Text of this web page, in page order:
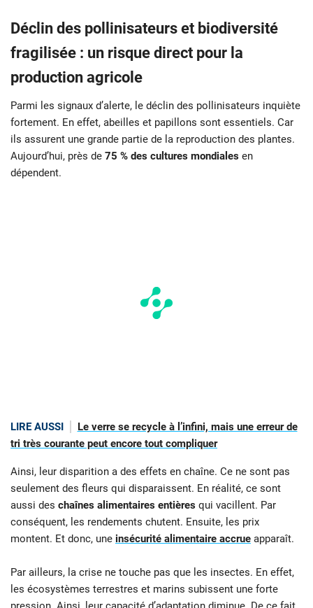
Déclin des pollinisateurs et biodiversité
fragilisée : un risque direct pour la
production agricole
Parmi les signaux d’alerte, le déclin des pollinisateurs inquiète
fortement. En effet, abeilles et papillons sont essentiels. Car
ils assurent une grande partie de la reproduction des plantes.
Aujourd’hui, près de 75 % des cultures mondiales en
dépendent.
LIRE AUSSI
Le verre se recycle à l’infini, mais une erreur de
tri très courante peut encore tout compliquer
Ainsi, leur disparition a des effets en chaîne. Ce ne sont pas
seulement des fleurs qui disparaissent. En réalité, ce sont
aussi des chaînes alimentaires entières qui vacillent. Par
conséquent, les rendements chutent. Ensuite, les prix
montent. Et donc, une insécurité alimentaire accrue apparaît.
Par ailleurs, la crise ne touche pas que les insectes. En effet,
les écosystèmes terrestres et marins subissent une forte